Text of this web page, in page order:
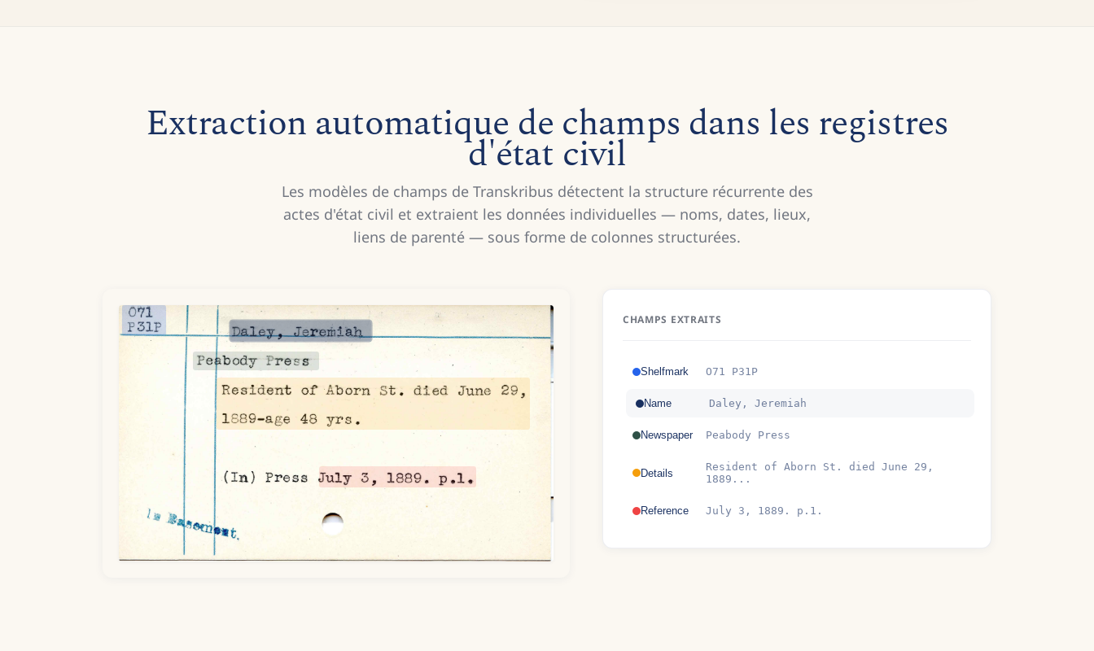
Extraction automatique de champs dans les registres
d'état civil
Les modèles de champs de Transkribus détectent la structure récurrente des
actes d'état civil et extraient les données individuelles — noms, dates, lieux,
liens de parenté — sous forme de colonnes structurées.
CHAMPS EXTRAITS
Shelfmark O71 P31P
Name Daley, Jeremiah
Newspaper Peabody Press
Details
Resident of Aborn St. died June 29,
1889...
Reference July 3, 1889. p.1.